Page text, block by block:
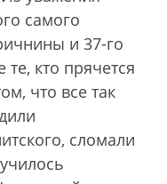
самого
и 37-го
кто прячется
что все так
сломали